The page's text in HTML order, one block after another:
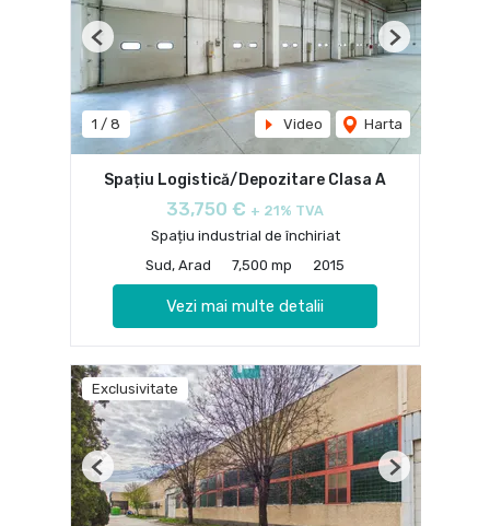
1 / 8 Video Harta
Previous Next
Spațiu Logistică/Depozitare Clasa A
33,750 € + 21% TVA
Spațiu industrial de închiriat
Sud, Arad
7,500 mp 2015
Vezi mai multe detalii
Exclusivitate
Previous Next